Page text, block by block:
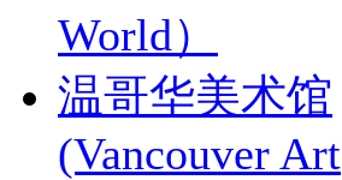
World）
温哥华美术馆
(Vancouver Art